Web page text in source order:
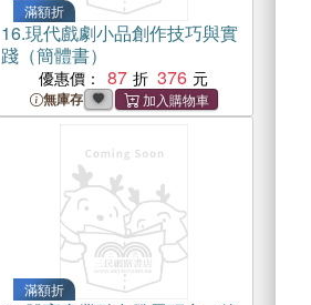
滿額折
16.現代戲劇小品創作技巧與實
踐（簡體書）
優惠價： 87 376
無庫存
滿額折